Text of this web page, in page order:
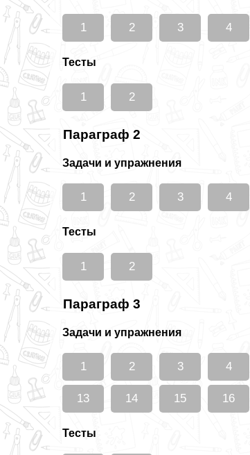
1 2 3 4
Тесты
1 2
Параграф 2
Задачи и упражнения
1 2 3 4
Тесты
1 2
Параграф 3
Задачи и упражнения
1 2 3 4
13 14 15 16
Тесты